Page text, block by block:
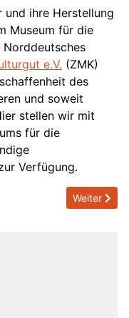
und ihre Herstellung
Museum für die
e.V. (ZMK)
des
und soweit
stellen wir mit
für die
Verfügung.
Next
Weiter